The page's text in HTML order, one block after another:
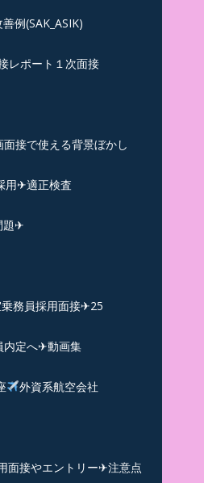
例(SAK_ASIK)
レポート１次面接
接で使える背景ぼかし
用✈適正検査
題✈︎
務員採用面接✈25
内定へ✈動画集
外資系航空会社
面接やエントリー✈注意点